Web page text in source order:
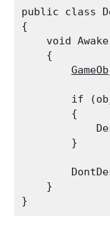
public class
{
void
    {
if
        {
        }
    }